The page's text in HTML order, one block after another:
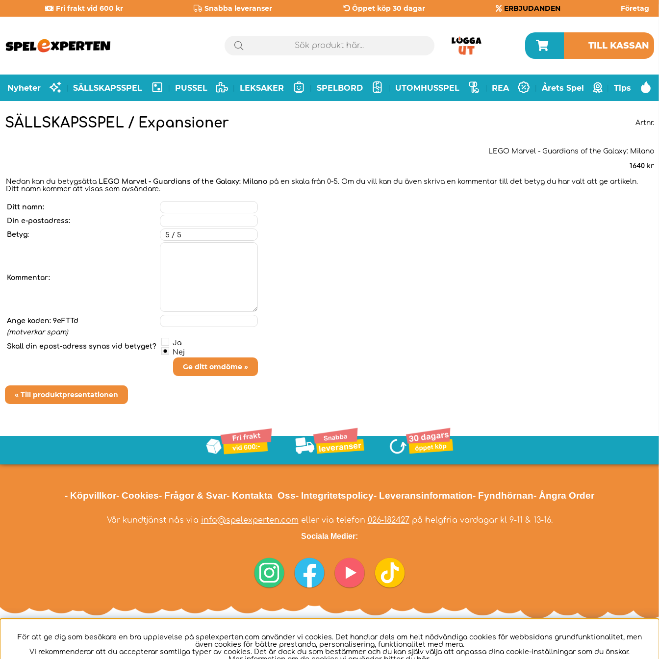
Fri frakt vid 600 kr Snabba leveranser Öppet köp 30 dagar ERBJUDANDEN Företag
TILL KASSAN
Nyheter SÄLLSKAPSSPEL PUSSEL LEKSAKER SPELBORD UTOMHUSSPEL REA Årets Spel Tips
SÄLLSKAPSSPEL / Expansioner Artnr.
LEGO Marvel - Guardians of the Galaxy: Milano
1640 kr
Nedan kan du betygsätta LEGO Marvel - Guardians of the Galaxy: Milano på en skala från 0-5. Om du vill kan du även skriva en kommentar till det betyg du har valt att ge artikeln.
Ditt namn kommer att visas som avsändare.
Ditt namn:
Din e-postadress:
Betyg:
Kommentar:
Ange koden: 9eFTTd
(motverkar spam)
Skall din epost-adress synas vid betyget?
Ja
Nej
Ge ditt omdöme »
« Till produktpresentationen
- Köpvillkor- Cookies- Frågor & Svar- Kontakta Oss- Integritetspolicy- Leveransinformation- Fyndhörnan- Ångra Order
Vår kundtjänst nås via info@spelexperten.com eller via telefon 026-182427på helgfria vardagar kl 9-11 & 13-16.
Sociala Medier:
För att ge dig som besökare en bra upplevelse på spelexperten.com använder vi cookies. Det handlar dels om helt nödvändiga cookies för webbsidans grundfunktionalitet, men
även cookies för bättre prestanda, personalisering, funktionalitet med mera.
Vi rekommenderar att du accepterar samtliga typer av cookies. Det är dock du som bestämmer och du kan själv välja att anpassa dina cookie-inställningar som du önskar.